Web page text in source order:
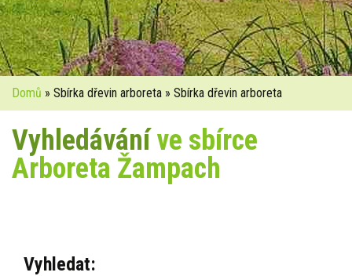
Domů » Sbírka dřevin arboreta » Sbírka dřevin arboreta
Vyhledáváníve sbírce
Arboreta Žampach
Vyhledat: